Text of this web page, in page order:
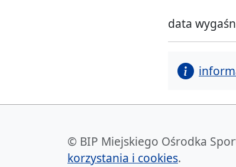
data
© BIP Miejskiego Ośrodka
korzystania i cookies.